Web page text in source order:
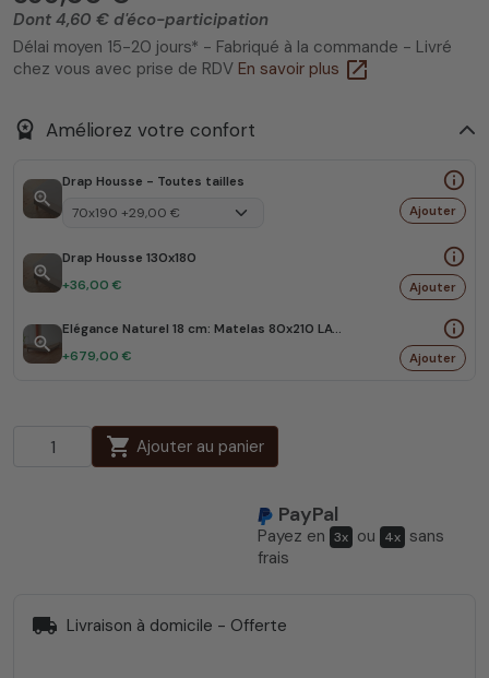
Dont 4,60 € d'éco-participation
Délai moyen 15-20 jours* - Fabriqué à la commande - Livré
chez vous avec prise de RDV En savoir plus open_in_new
workspace_premium Améliorez votre confort
zoom_in
Drap Housse - Toutes tailles info_outline
Ajouter
zoom_in
Drap Housse 130x180 info_outline
+36,00 € Ajouter
zoom_in
Elégance Naturel 18 cm: Matelas 80x210 LATEX NATUREL BIO info_outline
+679,00 € Ajouter
shopping_cart Ajouter au panier
PayPal
Payez en 3x ou 4x sans
frais
local_shipping Livraison à domicile - Offerte